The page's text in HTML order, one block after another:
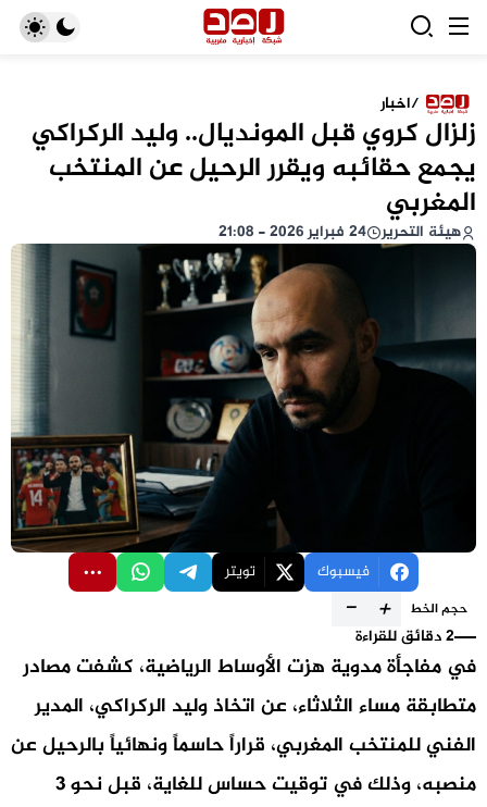
/اخبار
زلزال كروي قبل المونديال.. وليد الركراكي
يجمع حقائبه ويقرر الرحيل عن المنتخب
المغربي
هيئة التحرير 24 فبراير 2026 - 21:08
فيسبوك تويتر
حجم الخط +
-
2 دقائق للقراءة
في مفاجأة مدوية هزت الأوساط الرياضية، كشفت مصادر
متطابقة مساء الثلاثاء، عن اتخاذ وليد الركراكي، المدير
الفني للمنتخب المغربي، قراراً حاسماً ونهائياً بالرحيل عن
منصبه، وذلك في توقيت حساس للغاية، قبل نحو 3